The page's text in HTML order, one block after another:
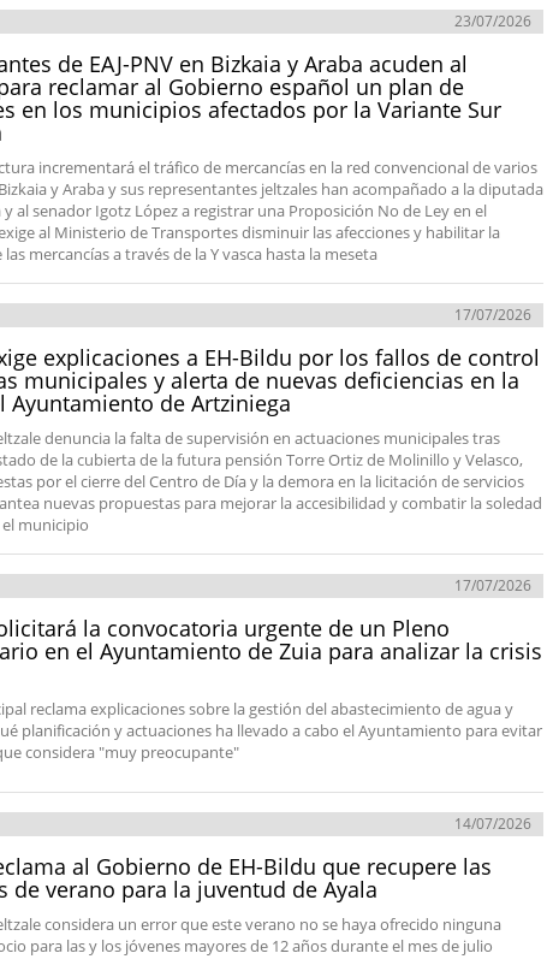
23/07/2026
de EAJ-PNV en Bizkaia y Araba acuden al
reclamar al Gobierno español un plan de
en los municipios afectados por la Variante Sur
incrementará el tráfico de mercancías en la red convencional de varios
y Araba y sus representantes jeltzales han acompañado a la diputada
y al senador Igotz López a registrar una Proposición No de Ley en el
al Ministerio de Transportes disminuir las afecciones y habilitar la
mercancías a través de la Y vasca hasta la meseta
17/07/2026
explicaciones a EH-Bildu por los fallos de control
municipales y alerta de nuevas deficiencias en la
Ayuntamiento de Artziniega
denuncia la falta de supervisión en actuaciones municipales tras
de la cubierta de la futura pensión Torre Ortiz de Molinillo y Velasco,
por el cierre del Centro de Día y la demora en la licitación de servicios
nuevas propuestas para mejorar la accesibilidad y combatir la soledad
municipio
17/07/2026
la convocatoria urgente de un Pleno
en el Ayuntamiento de Zuia para analizar la crisis
reclama explicaciones sobre la gestión del abastecimiento de agua y
planificación y actuaciones ha llevado a cabo el Ayuntamiento para evitar
considera "muy preocupante"
14/07/2026
al Gobierno de EH-Bildu que recupere las
de verano para la juventud de Ayala
considera un error que este verano no se haya ofrecido ninguna
para las y los jóvenes mayores de 12 años durante el mes de julio